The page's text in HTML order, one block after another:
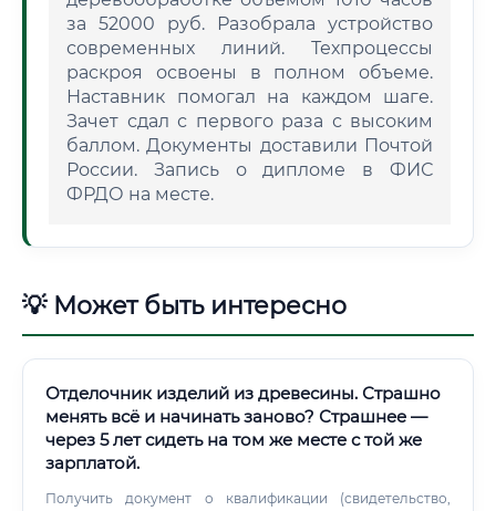
за 52000 руб. Разобрала устройство
современных линий. Техпроцессы
раскроя освоены в полном объеме.
Наставник помогал на каждом шаге.
Зачет сдал с первого раза с высоким
баллом. Документы доставили Почтой
России. Запись о дипломе в ФИС
ФРДО на месте.
💡 Может быть интересно
Отделочник изделий из древесины. Страшно
менять всё и начинать заново? Страшнее —
через 5 лет сидеть на том же месте с той же
зарплатой.
Получить документ о квалификации (свидетельство,